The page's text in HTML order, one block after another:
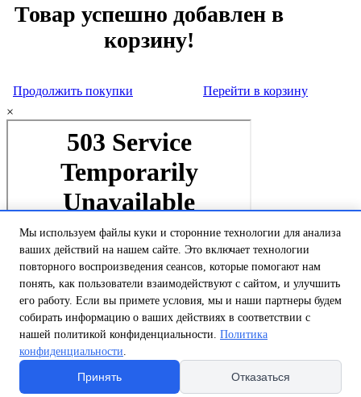
Товар успешно добавлен в
корзину!
Продолжить покупки
Перейти в корзину
×
Мы используем файлы куки и сторонние технологии для анализа
ваших действий на нашем сайте. Это включает технологии
повторного воспроизведения сеансов, которые помогают нам
понять, как пользователи взаимодействуют с сайтом, и улучшить
его работу. Если вы примете условия, мы и наши партнеры будем
собирать информацию о ваших действиях в соответствии с
нашей политикой конфиденциальности. Политика
конфиденциальности.
Принять Отказаться